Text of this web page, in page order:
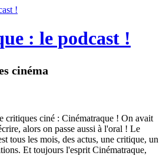
: le podcast !
cinéma
critiques ciné : Cinématraque ! On avait
alors on passe aussi à l'oral ! Le
tous les mois, des actus, une critique, un
Et toujours l'esprit Cinématraque,